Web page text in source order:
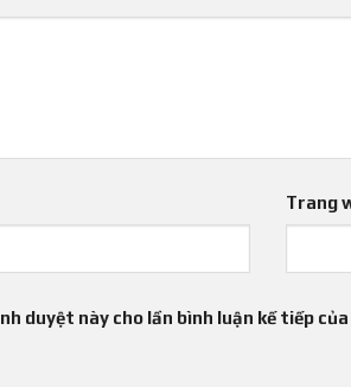
Trang
duyệt này cho lần bình luận kế tiếp